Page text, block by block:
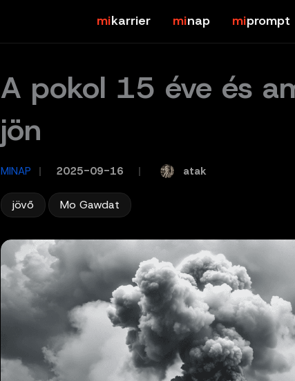
karrier nap prompt
A pokol 15 éve és
jön
MINAP 2025-09-16 atak
jövő Mo Gawdat